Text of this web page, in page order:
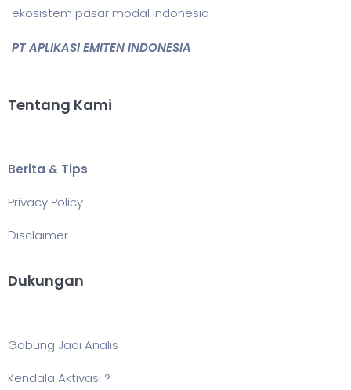
ekosistem pasar modal Indonesia
PT APLIKASI EMITEN INDONESIA
Tentang Kami
Berita & Tips
Privacy Policy
Disclaimer
Dukungan
Gabung Jadi Analis
Kendala Aktivasi ?